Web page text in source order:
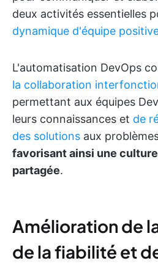
deux activités essentielles
dynamique d'équipe
L'automatisation DevOps
la collaboration
permettant aux équipes
leurs connaissances et de
des solutions aux
favorisant ainsi une
partagée.
Amélioration de
de la fiabilité et